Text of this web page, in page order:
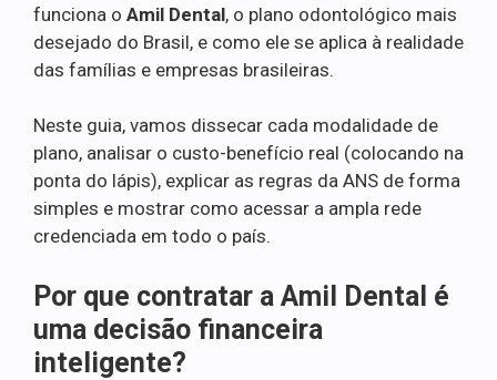
funciona o Amil Dental, o plano odontológico mais
desejado do Brasil, e como ele se aplica à realidade
das famílias e empresas brasileiras.
Neste guia, vamos dissecar cada modalidade de
plano, analisar o custo-benefício real (colocando na
ponta do lápis), explicar as regras da ANS de forma
simples e mostrar como acessar a ampla rede
credenciada em todo o país.
Por que contratar a Amil Dental é
uma decisão financeira
inteligente?